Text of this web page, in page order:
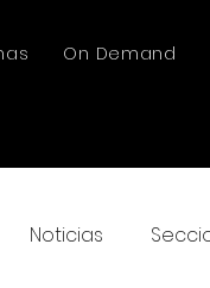
On Demand
Noticias